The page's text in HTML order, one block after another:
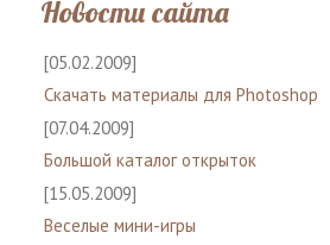
Новости сайта
[05.02.2009]
Скачать материалы для Photoshop
[07.04.2009]
Большой каталог открыток
[15.05.2009]
Веселые мини-игры